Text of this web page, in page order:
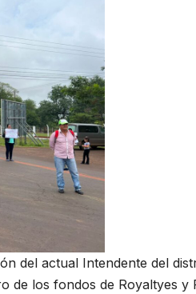
del actual Intendente del
de los fondos de Royaltyes y